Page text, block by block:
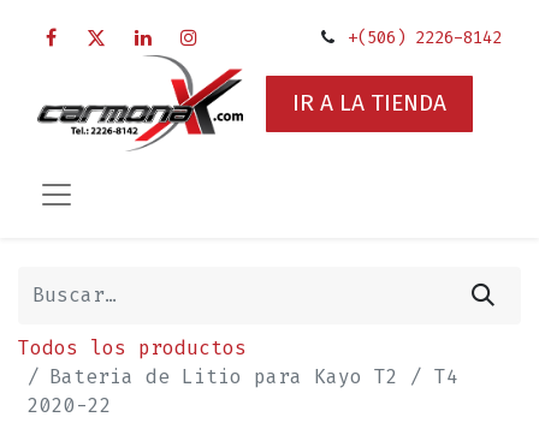
+(506) 2226-8142
IR A LA TIENDA
Todos los productos
Bateria de Litio para Kayo T2 / T4
2020-22